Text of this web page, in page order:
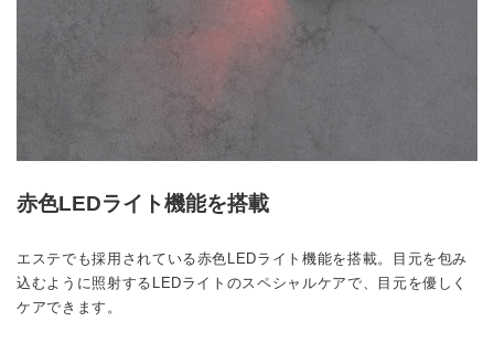
赤色LEDライト機能を搭載
エステでも採用されている赤色LEDライト機能を搭載。目元を包み
込むように照射するLEDライトのスペシャルケアで、目元を優しく
ケアできます。